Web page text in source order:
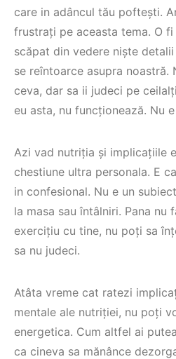
care in adâncul tău poftești.
frustrați pe aceasta tema. O
scăpat din vedere niște
se reîntoarce asupra noastră.
ceva, dar sa ii judeci pe
eu asta, nu funcționează. Nu
Azi vad nutriția și implicațiile
chestiune ultra personala. E
in confesional. Nu e un
la masa sau întâlniri. Pana nu
exercițiu cu tine, nu poți sa
sa nu judeci.
Atâta vreme cat ratezi
mentale ale nutriției, nu poți
energetica. Cum altfel ai
ca cineva sa mănânce